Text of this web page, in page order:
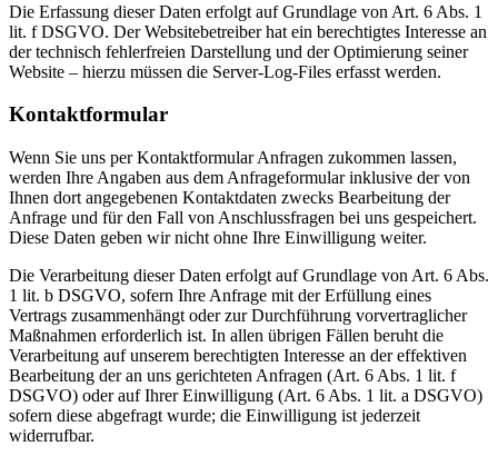
Die Erfassung dieser Daten erfolgt auf Grundlage von Art. 6 Abs. 1
lit. f DSGVO. Der Websitebetreiber hat ein berechtigtes Interesse an
der technisch fehlerfreien Darstellung und der Optimierung seiner
Website – hierzu müssen die Server-Log-Files erfasst werden.
Kontaktformular
Wenn Sie uns per Kontaktformular Anfragen zukommen lassen,
werden Ihre Angaben aus dem Anfrageformular inklusive der von
Ihnen dort angegebenen Kontaktdaten zwecks Bearbeitung der
Anfrage und für den Fall von Anschlussfragen bei uns gespeichert.
Diese Daten geben wir nicht ohne Ihre Einwilligung weiter.
Die Verarbeitung dieser Daten erfolgt auf Grundlage von Art. 6 Abs.
1 lit. b DSGVO, sofern Ihre Anfrage mit der Erfüllung eines
Vertrags zusammenhängt oder zur Durchführung vorvertraglicher
Maßnahmen erforderlich ist. In allen übrigen Fällen beruht die
Verarbeitung auf unserem berechtigten Interesse an der effektiven
Bearbeitung der an uns gerichteten Anfragen (Art. 6 Abs. 1 lit. f
DSGVO) oder auf Ihrer Einwilligung (Art. 6 Abs. 1 lit. a DSGVO)
sofern diese abgefragt wurde; die Einwilligung ist jederzeit
widerrufbar.